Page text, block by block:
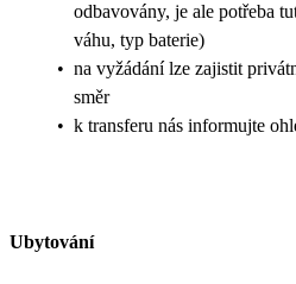
odbavovány, je ale potřeba
váhu, typ baterie)
• na vyžádání lze zajistit
směr
• k transferu nás informujte
Ubytování